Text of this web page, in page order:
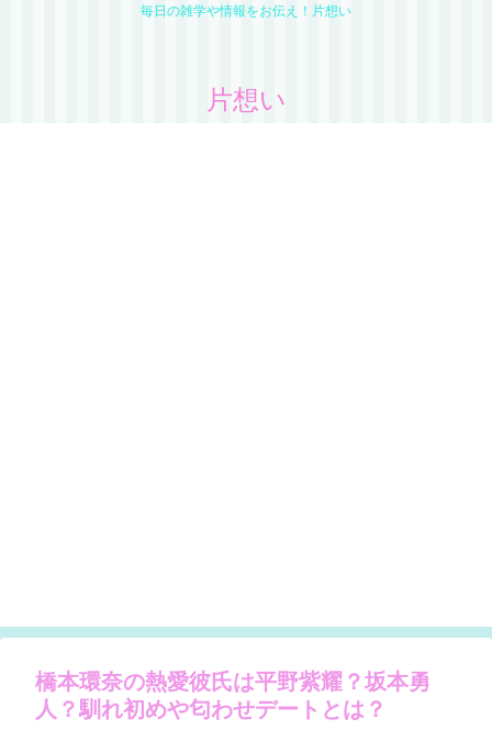
毎日の雑学や情報をお伝え！片想い
片想い
橋本環奈の熱愛彼氏は平野紫耀？坂本勇
人？馴れ初めや匂わせデートとは？